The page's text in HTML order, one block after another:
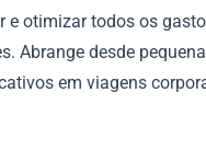
e otimizar todos os
Abrange desde
em viagens